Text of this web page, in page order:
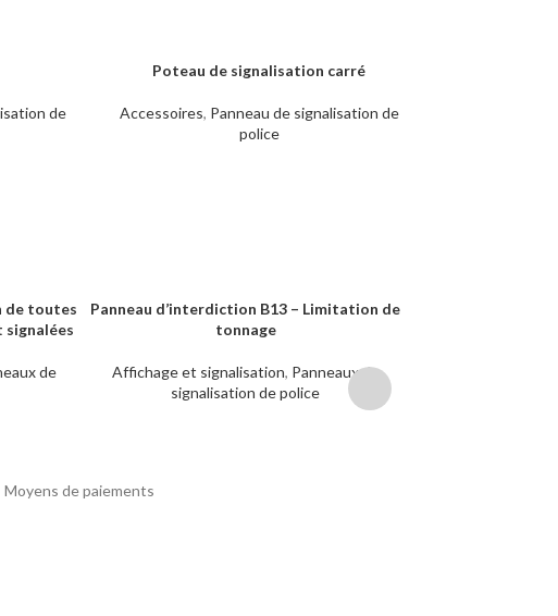
de
LIRE LA SUITEPoteau de signalisation carré
Accessoires, Panneau de signalisation de
police
de toutes
de
LIRE LA SUITE
Panneau d’interdiction B13 – Limitation de
tonnage
Affichage et signalisation, Panneaux de
signalisation de police
Moyens de paiements